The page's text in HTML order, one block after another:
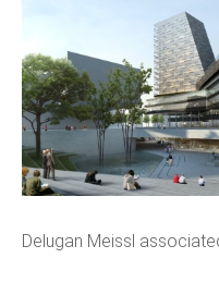
Delugan Meissl